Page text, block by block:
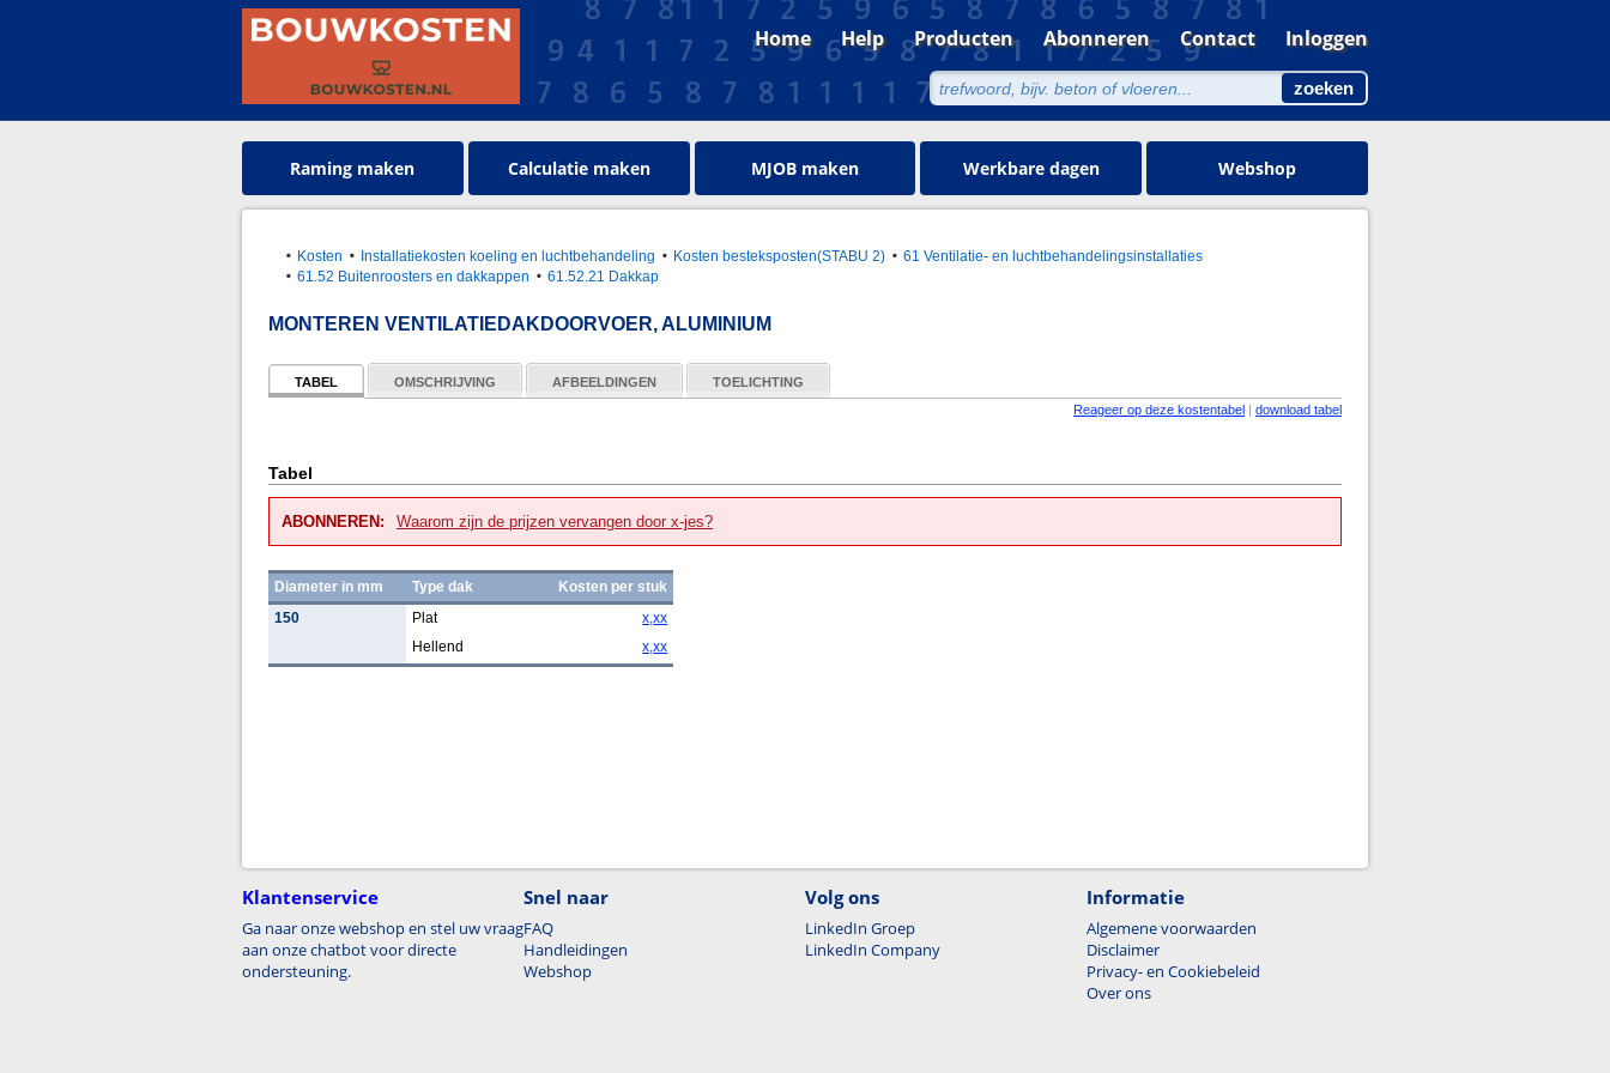
Home Help Producten Abonneren Contact Inloggen
Raming maken Calculatie maken MJOB maken Werkbare dagen Webshop
Kosten Installatiekosten koeling en luchtbehandeling Kosten besteksposten(STABU 2)
61 Ventilatie- en luchtbehandelingsinstallaties
61.52 Buitenroosters en dakkappen
61.52.21 Dakkap
MONTEREN VENTILATIEDAKDOORVOER, ALUMINIUM
TABEL OMSCHRIJVING AFBEELDINGEN
TOELICHTING
Reageer op deze kostentabel | download tabel
Tabel
ABONNEREN: Waarom zijn de prijzen vervangen door x-jes?
Diameter in mm Type dak
Kosten per stuk
150
Plat
x,xx
Hellend
x,xx
Klantenservice
Ga naar onze webshop en stel uw vraag
aan onze chatbot voor directe
ondersteuning.
Snel naar
FAQ
Handleidingen
Webshop
Volg ons
LinkedIn Groep
LinkedIn Company
Informatie
Algemene voorwaarden
Disclaimer
Privacy- en Cookiebeleid
Over ons